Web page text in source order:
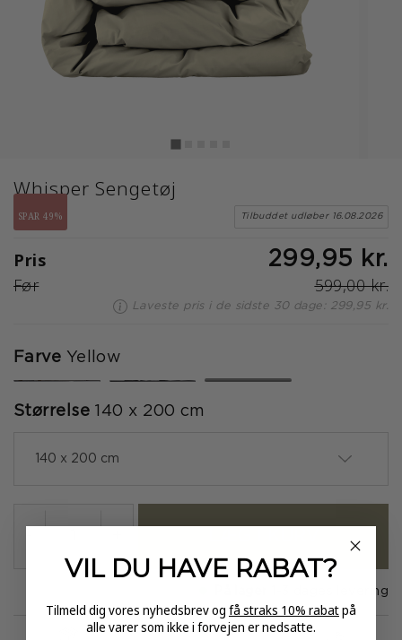
Whisper Sengetøj
SPAR 49% Tilbuddet udløber 16.08.2026
Pris 299,95 kr.
Før 599,00 kr.
Laveste pris i de sidste 30 dage: 299,95 kr.
Farve Yellow
valgte
Størrelse 140 x 200 cm
140 x 200 cm
1-3 dages levering
VIL DU HAVE RABAT?
Tilmeld dig vores nyhedsbrev og få straks 10% rabatpå
alle varer som ikke i forvejen er nedsatte.